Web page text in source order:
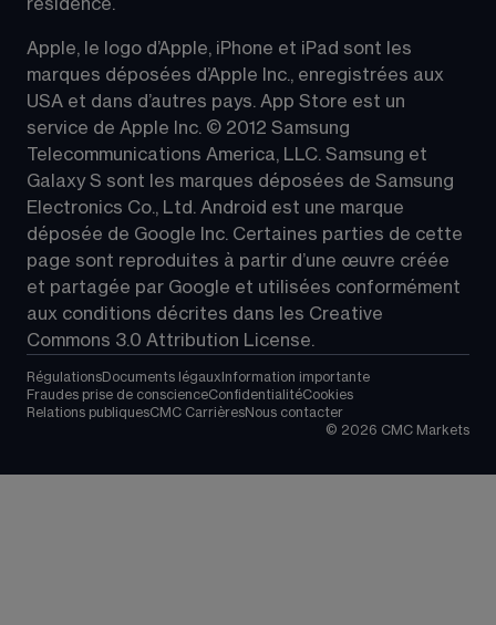
résidence.
Apple, le logo d’Apple, iPhone et iPad sont les
marques déposées d’Apple Inc., enregistrées aux
USA et dans d’autres pays. App Store est un
service de Apple Inc. © 2012 Samsung
Telecommunications America, LLC. Samsung et
Galaxy S sont les marques déposées de Samsung
Electronics Co., Ltd. Android est une marque
déposée de Google Inc. Certaines parties de cette
page sont reproduites à partir d’une œuvre créée
et partagée par Google et utilisées conformément
aux conditions décrites dans les Creative
Commons 3.0 Attribution License.
RégulationsDocuments légaux Information importante
Fraudes prise de conscienceConfidentialitéCookies
Relations publiquesCMC CarrièresNous contacter
© 2026 CMC Markets